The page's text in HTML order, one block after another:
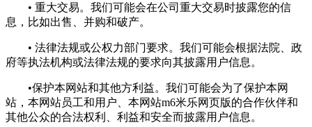
• 重大交易。我们可能会在公司重大交易时披露您的信
息，比如出售、并购和破产。
• 法律法规或公权力部门要求。我们可能会根据法院、政
府等执法机构或法律法规的要求向其披露用户信息。
•保护本网站和其他方利益。我们可能会为了保护本网
站，本网站员工和用户、本网站m6米乐网页版的合作伙伴和
其他公众的合法权利、利益和安全而披露用户信息。